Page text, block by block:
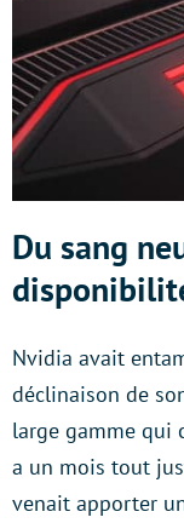
Du sang
Nvidia avait
déclinaison de
large gamme qui
a un mois tout
venait apporter